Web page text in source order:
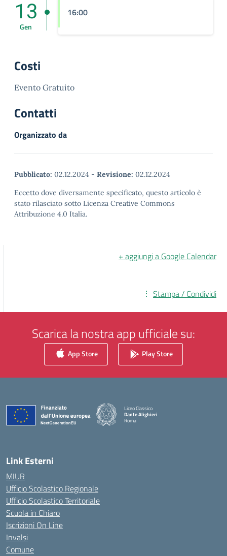
13
Gen
16:00
Costi
Evento Gratuito
Contatti
Organizzato da
Pubblicato: 02.12.2024 - Revisione: 02.12.2024
Eccetto dove diversamente specificato, questo articolo è
stato rilasciato sotto Licenza Creative Commons
Attribuzione 4.0 Italia.
+ aggiungi a Google Calendar
Stampa / Condividi
Scarica la nostra app ufficiale su:
App Store Play Store
Liceo Classico
Dante Alighieri
Roma
Link Esterni
MIUR
Ufficio Scolastico Regionale
Ufficio Scolastico Territoriale
Scuola in Chiaro
Iscrizioni On Line
Invalsi
Comune